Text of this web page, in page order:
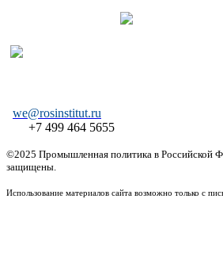
we@rosinstitut.ru
+7 499 464 5655
©2025 Промышленная политика в Российской
защищены.
Использование материалов сайта возможно только с